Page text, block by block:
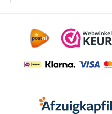
mailadres